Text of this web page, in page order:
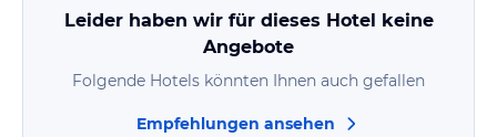
Leider haben wir für dieses Hotel keine
Angebote
Folgende Hotels könnten Ihnen auch gefallen
Empfehlungen ansehen